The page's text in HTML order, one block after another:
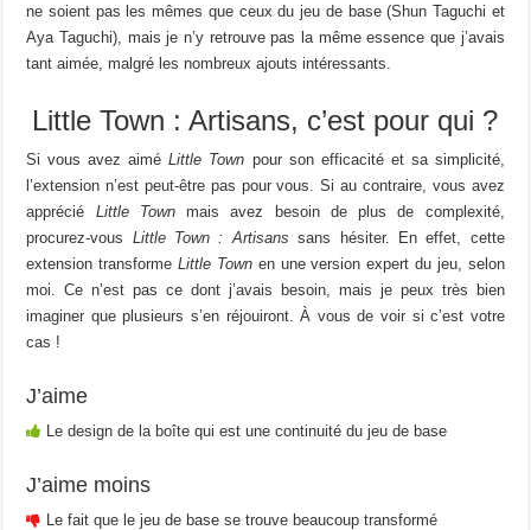
ne soient pas les mêmes que ceux du jeu de base (Shun Taguchi et
Aya Taguchi), mais je n’y retrouve pas la même essence que j’avais
tant aimée, malgré les nombreux ajouts intéressants.
Little Town : Artisans, c’est pour qui ?
Si vous avez aiméLittle Town pour son efficacité et sa simplicité,
l’extension n’est peut-être pas pour vous. Si au contraire, vous avez
apprécié Little Townmais avez besoin de plus de complexité,
procurez-vous Little Town : Artisans sans hésiter. En effet, cette
extension transforme Little Townen une version expert du jeu, selon
moi. Ce n’est pas ce dont j’avais besoin, mais je peux très bien
imaginer que plusieurs s’en réjouiront. À vous de voir si c’est votre
cas !
J’aime
Le design de la boîte qui est une continuité du jeu de base
J’aime moins
Le fait que le jeu de base se trouve beaucoup transformé